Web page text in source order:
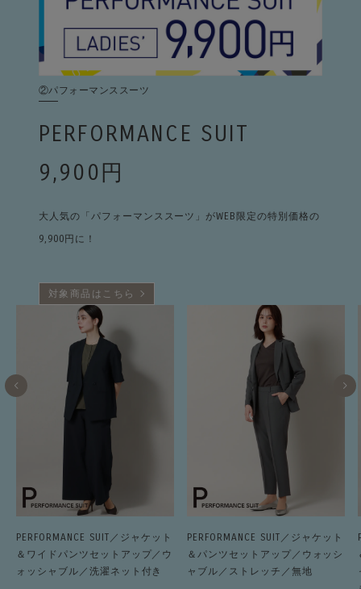
②パフォーマンススーツ
PERFORMANCE SUIT
9,900円
大人気の「パフォーマンススーツ」がWEB限定の特別価格の
9,900円に！
対象商品はこちら
PERFORMANCE SUIT／ジャケット
＆ワイドパンツセットアップ／ウ
ォッシャブル／洗濯ネット付き
PERFORMANCE SUIT／ジャケット
＆パンツセットアップ／ウォッシ
ャブル／ストレッチ／無地